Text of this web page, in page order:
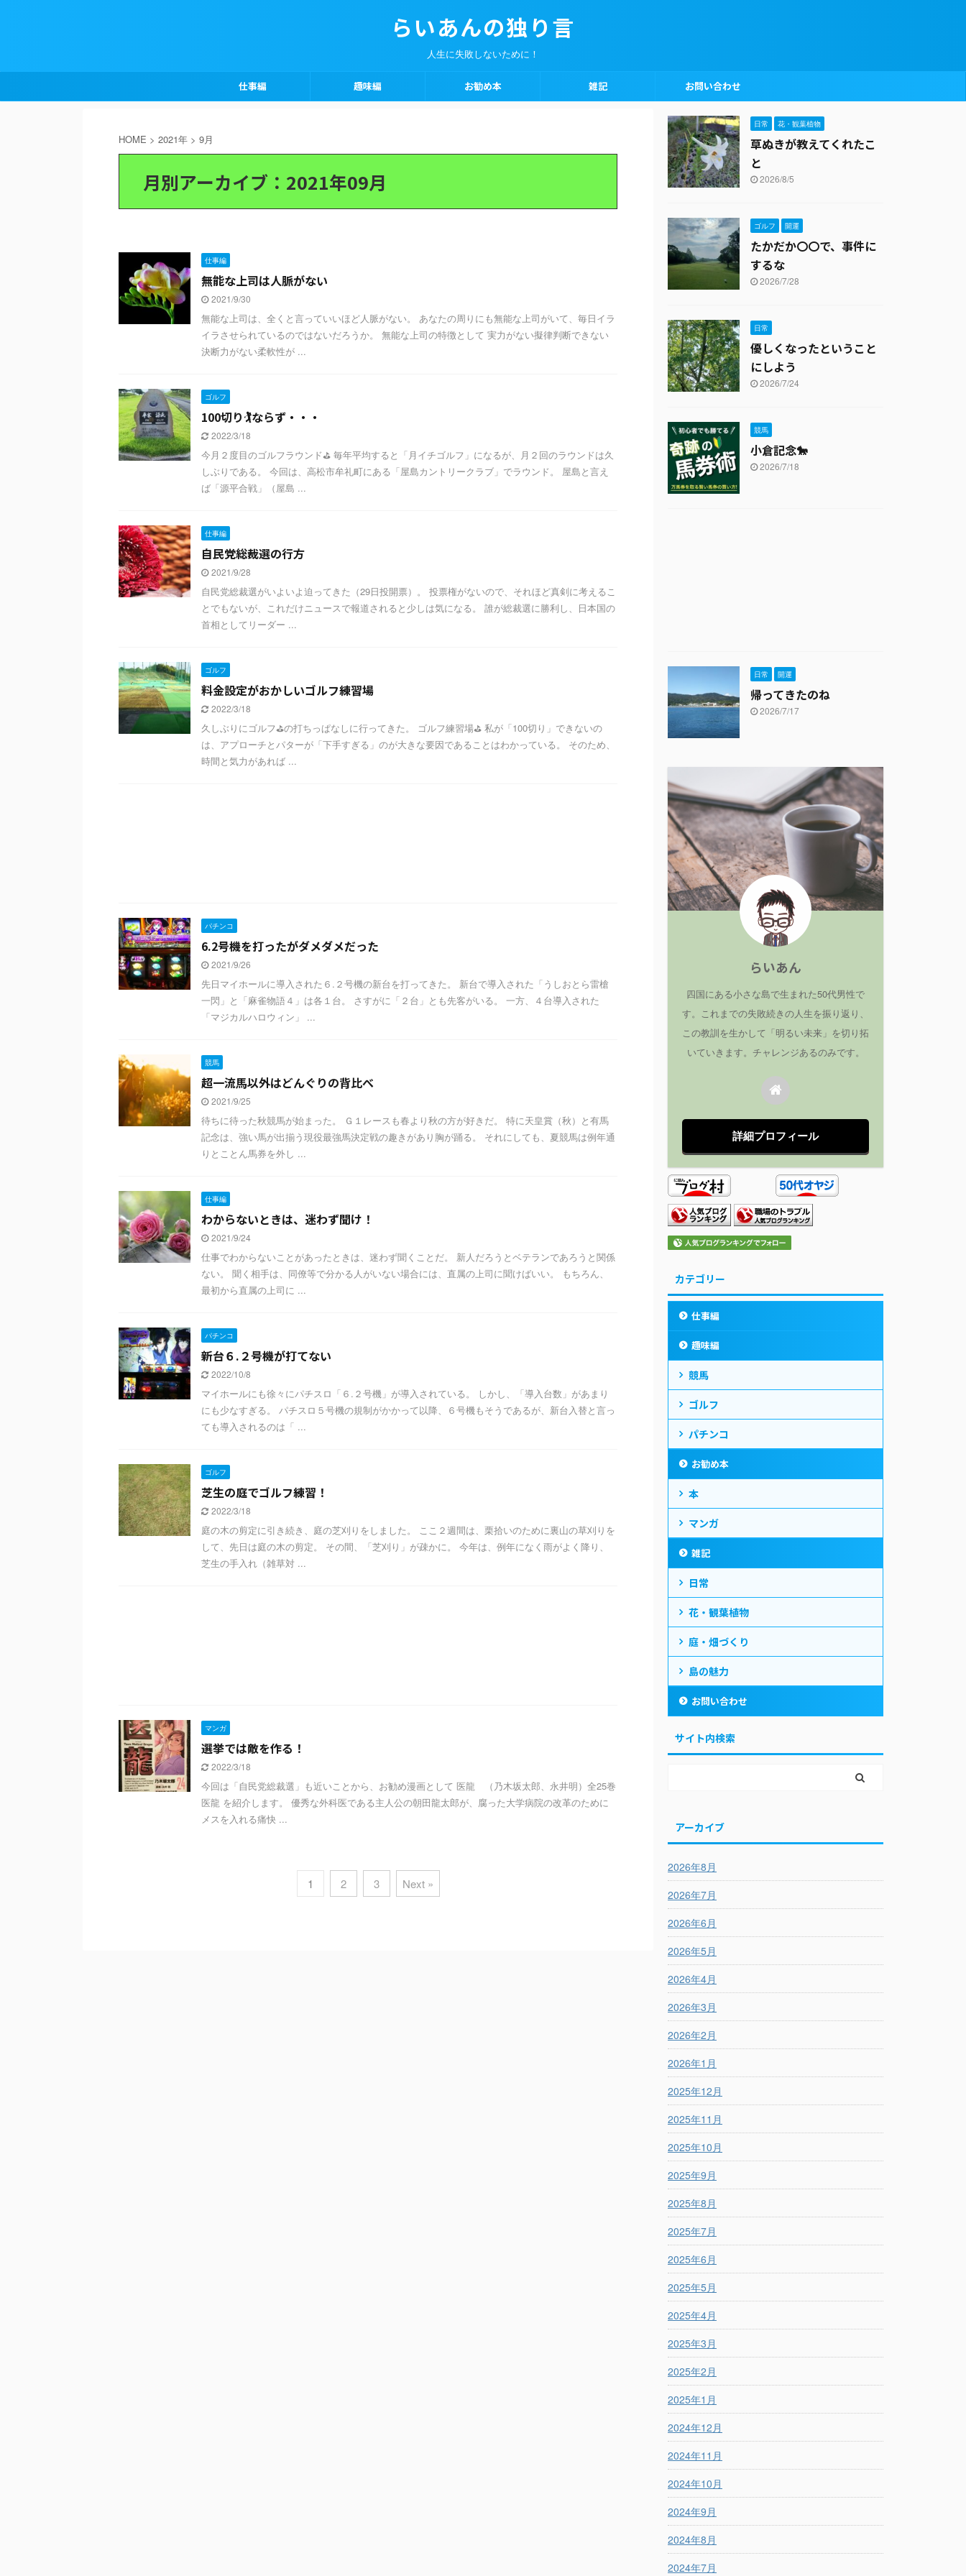
らいあんの独り言
人生に失敗しないために！
仕事編 趣味編 お勧め本 雑記 お問い合わせ
HOME > 2021年 > 9月
月別アーカイブ：2021年09月
仕事編
無能な上司は人脈がない
2021/9/30
無能な上司は、全くと言っていいほど人脈がない。 あなたの周りにも無能な上司がいて、毎日イラ
イラさせられているのではないだろうか。 無能な上司の特徴として 実力がない擬律判断できない
決断力がない柔軟性が ...
ゴルフ
100切り🏌ならず・・・
2022/3/18
今月２度目のゴルフラウンド⛳ 毎年平均すると「月イチゴルフ」になるが、月２回のラウンドは久
しぶりである。 今回は、高松市牟礼町にある「屋島カントリークラブ」でラウンド。 屋島と言え
ば「源平合戦」（屋島 ...
仕事編
自民党総裁選の行方
2021/9/28
自民党総裁選がいよいよ迫ってきた（29日投開票）。 投票権がないので、それほど真剣に考えるこ
とでもないが、これだけニュースで報道されると少しは気になる。 誰が総裁選に勝利し、日本国の
首相としてリーダー ...
ゴルフ
料金設定がおかしいゴルフ練習場
2022/3/18
久しぶりにゴルフ⛳の打ちっぱなしに行ってきた。 ゴルフ練習場⛳ 私が「100切り」できないの
は、アプローチとパターが「下手すぎる」のが大きな要因であることはわかっている。 そのため、
時間と気力があれば ...
パチンコ
6.2号機を打ったがダメダメだった
2021/9/26
先日マイホールに導入された６.２号機の新台を打ってきた。 新台で導入された「うしおとら雷槍
一閃」と「麻雀物語４」は各１台。 さすがに「２台」とも先客がいる。 一方、４台導入された
「マジカルハロウィン」 ...
競馬
超一流馬以外はどんぐりの背比べ
2021/9/25
待ちに待った秋競馬が始まった。 Ｇ１レースも春より秋の方が好きだ。 特に天皇賞（秋）と有馬
記念は、強い馬が出揃う現役最強馬決定戦の趣きがあり胸が踊る。 それにしても、夏競馬は例年通
りとことん馬券を外し ...
仕事編
わからないときは、迷わず聞け！
2021/9/24
仕事でわからないことがあったときは、迷わず聞くことだ。 新人だろうとベテランであろうと関係
ない。 聞く相手は、同僚等で分かる人がいない場合には、直属の上司に聞けばいい。 もちろん、
最初から直属の上司に ...
パチンコ
新台６.２号機が打てない
2022/10/8
マイホールにも徐々にパチスロ「６.２号機」が導入されている。 しかし、「導入台数」があまり
にも少なすぎる。 パチスロ５号機の規制がかかって以降、６号機もそうであるが、新台入替と言っ
ても導入されるのは「 ...
ゴルフ
芝生の庭でゴルフ練習！
2022/3/18
庭の木の剪定に引き続き、庭の芝刈りをしました。 ここ２週間は、栗拾いのために裏山の草刈りを
して、先日は庭の木の剪定。 その間、「芝刈り」が疎かに。 今年は、例年になく雨がよく降り、
芝生の手入れ（雑草対 ...
マンガ
選挙では敵を作る！
2022/3/18
今回は「自民党総裁選」も近いことから、お勧め漫画として 医龍 （乃木坂太郎、永井明）全25巻
医龍 を紹介します。 優秀な外科医である主人公の朝田龍太郎が、腐った大学病院の改革のために
メスを入れる痛快 ...
1 2 3 Next »
日常 花・観葉植物
草ぬきが教えてくれたこ
と
2026/8/5
ゴルフ 開運
たかだか〇〇で、事件に
するな
2026/7/28
日常
優しくなったということ
にしよう
2026/7/24
競馬
小倉記念🐎
2026/7/18
日常 開運
帰ってきたのね
2026/7/17
らいあん
四国にある小さな島で生まれた50代男性で
す。これまでの失敗続きの人生を振り返り、
この教訓を生かして「明るい未来」を切り拓
いていきます。チャレンジあるのみです。
詳細プロフィール
カテゴリー
仕事編
趣味編
競馬
ゴルフ
パチンコ
お勧め本
本
マンガ
雑記
日常
花・観葉植物
庭・畑づくり
島の魅力
お問い合わせ
サイト内検索
アーカイブ
2026年8月
2026年7月
2026年6月
2026年5月
2026年4月
2026年3月
2026年2月
2026年1月
2025年12月
2025年11月
2025年10月
2025年9月
2025年8月
2025年7月
2025年6月
2025年5月
2025年4月
2025年3月
2025年2月
2025年1月
2024年12月
2024年11月
2024年10月
2024年9月
2024年8月
2024年7月